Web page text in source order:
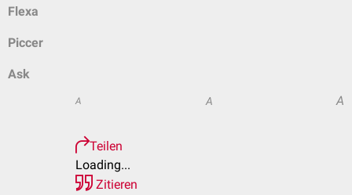
Flexa
Piccer
Ask
A A A
Teilen
Loading...
Zitieren